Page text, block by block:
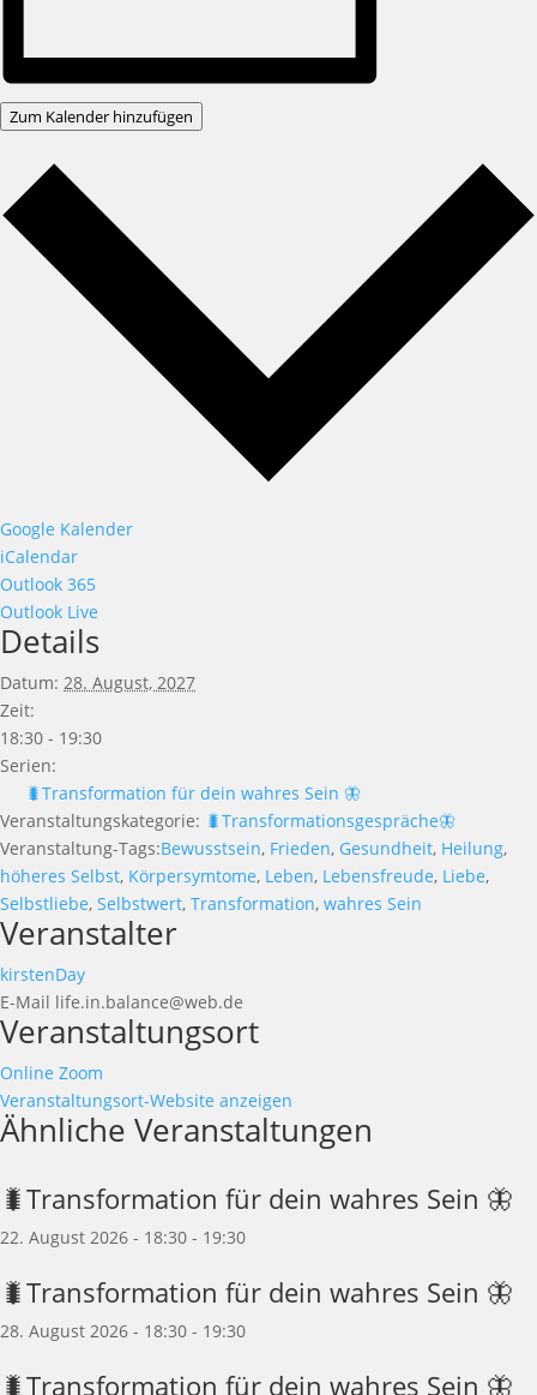
Zum Kalender hinzufügen
Google Kalender
iCalendar
Outlook 365
Outlook Live
Details
Datum: 28. August, 2027
Zeit:
18:30 - 19:30
Serien:
🐛Transformation für dein wahres Sein 🦋
Veranstaltungskategorie: 🐛Transformationsgespräche🦋
Veranstaltung-Tags:Bewusstsein, Frieden, Gesundheit, Heilung,
höheres Selbst, Körpersymtome, Leben, Lebensfreude, Liebe,
Selbstliebe, Selbstwert, Transformation, wahres Sein
Veranstalter
kirstenDay
E-Mail life.in.balance@web.de
Veranstaltungsort
Online Zoom
Veranstaltungsort-Website anzeigen
Ähnliche Veranstaltungen
🐛Transformation für dein wahres Sein 🦋
22. August 2026 - 18:30 - 19:30
🐛Transformation für dein wahres Sein 🦋
28. August 2026 - 18:30 - 19:30
🐛Transformation für dein wahres Sein 🦋